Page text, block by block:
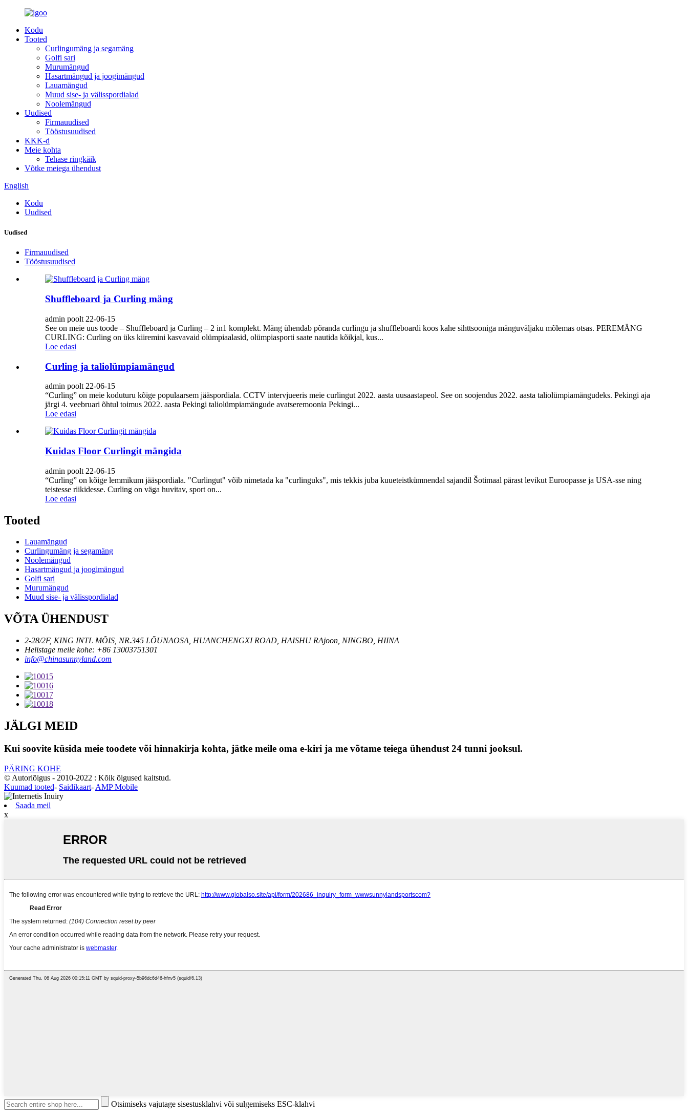
Kodu
Tooted
Curlingumäng ja segamäng
Golfi sari
Murumängud
Hasartmängud ja joogimängud
Lauamängud
Muud sise- ja välisspordialad
Noolemängud
Uudised
Firmauudised
Tööstusuudised
KKK-d
Meie kohta
Tehase ringkäik
Võtke meiega ühendust
English
Kodu
Uudised
Uudised
Firmauudised
Tööstusuudised
Shuffleboard ja Curling mäng
admin poolt 22-06-15
See on meie uus toode – Shuffleboard ja Curling – 2 in1 komplekt. Mäng ühendab põranda curlingu ja shuffleboardi koos kahe sihttsooniga mänguväljaku mõlemas otsas. PEREMÄNG
CURLING: Curling on üks kiiremini kasvavaid olümpiaalasid, olümpiasporti saate nautida kõikjal, kus...
Loe edasi
Curling ja taliolümpiamängud
admin poolt 22-06-15
“Curling” on meie koduturu kõige populaarsem jääspordiala. CCTV intervjueeris meie curlingut 2022. aasta uusaastapeol. See on soojendus 2022. aasta taliolümpiamängudeks. Pekingi aja
järgi 4. veebruari õhtul toimus 2022. aasta Pekingi taliolümpiamängude avatseremoonia Pekingi...
Loe edasi
Kuidas Floor Curlingit mängida
admin poolt 22-06-15
“Curling” on kõige lemmikum jääspordiala. "Curlingut" võib nimetada ka "curlinguks", mis tekkis juba kuueteistkümnendal sajandil Šotimaal pärast levikut Euroopasse ja USA-sse ning
teistesse riikidesse. Curling on väga huvitav, sport on...
Loe edasi
Tooted
Lauamängud
Curlingumäng ja segamäng
Noolemängud
Hasartmängud ja joogimängud
Golfi sari
Murumängud
Muud sise- ja välisspordialad
VÕTA ÜHENDUST
2-28/2F, KING INTL MÕIS, NR.345 LÕUNAOSA, HUANCHENGXI ROAD, HAISHU RAjoon, NINGBO, HIINA
Helistage meile kohe: +86 13003751301
info@chinasunnyland.com
JÄLGI MEID
Kui soovite küsida meie toodete või hinnakirja kohta, jätke meile oma e-kiri ja me võtame teiega ühendust 24 tunni jooksul.
PÄRING KOHE
© Autoriõigus - 2010-2022 : Kõik õigused kaitstud.
Kuumad tooted- Saidikaart- AMP Mobile
Saada meil
x
Otsimiseks vajutage sisestusklahvi või sulgemiseks ESC-klahvi